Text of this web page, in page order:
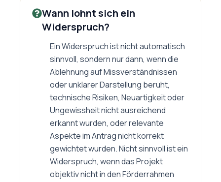
Wann lohnt sich ein
Widerspruch?
Ein Widerspruch ist nicht automatisch
sinnvoll, sondern nur dann, wenn die
Ablehnung auf Missverständnissen
oder unklarer Darstellung beruht,
technische Risiken, Neuartigkeit oder
Ungewissheit nicht ausreichend
erkannt wurden, oder relevante
Aspekte im Antrag nicht korrekt
gewichtet wurden. Nicht sinnvoll ist ein
Widerspruch, wenn das Projekt
objektiv nicht in den Förderrahmen